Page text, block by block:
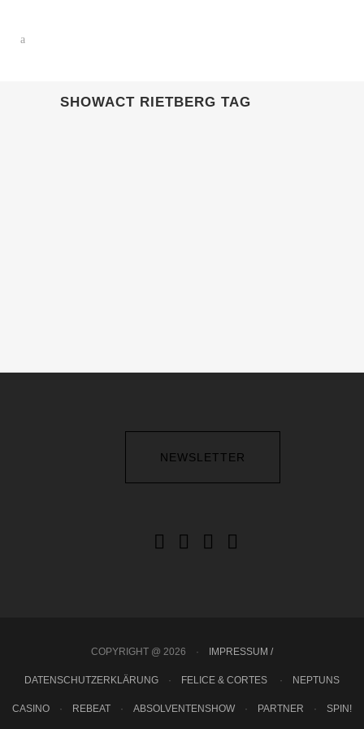
SHOWACT RIETBERG TAG
NEWSLETTER
COPYRIGHT @ 2026 · IMPRESSUM /
DATENSCHUTZERKLÄRUNG · FELICE & CORTES · NEPTUNS
CASINO · REBEAT · ABSOLVENTENSHOW · PARTNER · SPIN!